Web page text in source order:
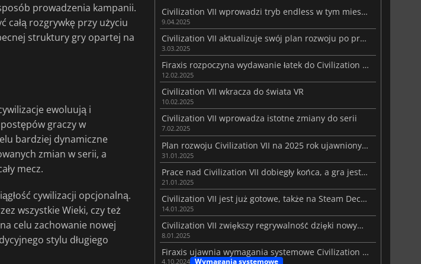
prowadzenia kampanii.
całą rozgrywkę przy użyciu
struktury gry opartej na
ewoluują i
graczy w
bardziej dynamiczne
zmian w serii, a
mecz.
cywilizacji opcjonalną.
wszystkie Wieki, czy też
celu zachowanie nowej
stylu długiego
Civilization VII wprowadzi tryb endless w tym miesiącu
9.04.2025
Civilization VII aktualizuje swój plan rozwoju po premierze
3.03.2025
Firaxis rozpoczyna wydawanie łatek do Civilization VII
12.02.2025
Civilization VII wkracza do świata VR
10.02.2025
Civilization VII wprowadza istotne zmiany do serii
7.02.2025
Plan rozwoju Civilization VII na 2025 rok ujawniony tuż przed premierą
31.01.2025
Prace nad Civilization VII dobiegły końca, a gra jest gotowa do wysyłki
21.01.2025
Civilization VII jest już gotowe, także na Steam Decku
14.01.2025
Civilization VII zwiększy regrywalność dzięki nowym funkcjom
8.01.2025
Firaxis ujawnia wymagania systemowe Civilization VII na PC
4.10.2024 Wymagania systemowe